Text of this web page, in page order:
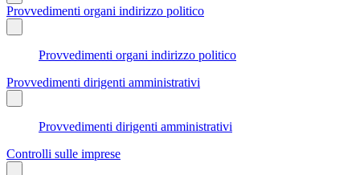
Provvedimenti organi indirizzo politico
Provvedimenti organi indirizzo politico
Provvedimenti dirigenti amministrativi
Provvedimenti dirigenti amministrativi
Controlli sulle imprese